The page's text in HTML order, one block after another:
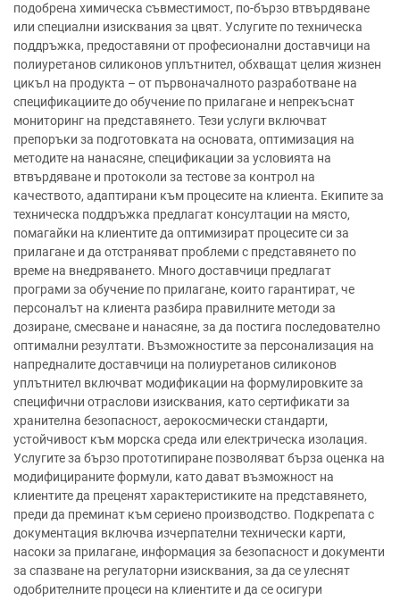
подобрена химическа съвместимост, по-бързо втвърдяване
или специални изисквания за цвят. Услугите по техническа
поддръжка, предоставяни от професионални доставчици на
полиуретанов силиконов уплътнител, обхващат целия жизнен
цикъл на продукта – от първоначалното разработване на
спецификациите до обучение по прилагане и непрекъснат
мониторинг на представянето. Тези услуги включват
препоръки за подготовката на основата, оптимизация на
методите на нанасяне, спецификации за условията на
втвърдяване и протоколи за тестове за контрол на
качеството, адаптирани към процесите на клиента. Екипите за
техническа поддръжка предлагат консултации на място,
помагайки на клиентите да оптимизират процесите си за
прилагане и да отстраняват проблеми с представянето по
време на внедряването. Много доставчици предлагат
програми за обучение по прилагане, които гарантират, че
персоналът на клиента разбира правилните методи за
дозиране, смесване и нанасяне, за да постига последователно
оптимални резултати. Възможностите за персонализация на
напредналите доставчици на полиуретанов силиконов
уплътнител включват модификации на формулировките за
специфични отраслови изисквания, като сертификати за
хранителна безопасност, аерокосмически стандарти,
устойчивост към морска среда или електрическа изолация.
Услугите за бързо прототипиране позволяват бърза оценка на
модифицираните формули, като дават възможност на
клиентите да преценят характеристиките на представянето,
преди да преминат към сериено производство. Подкрепата с
документация включва изчерпателни технически карти,
насоки за прилагане, информация за безопасност и документи
за спазване на регулаторни изисквания, за да се улеснят
одобрителните процеси на клиентите и да се осигури